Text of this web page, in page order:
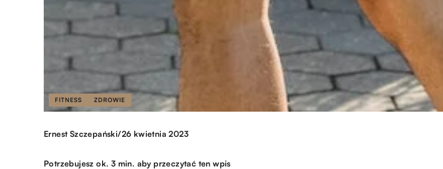
FITNESS ZDROWIE
Ernest Szczepański/26 kwietnia 2023
Potrzebujesz ok. 3 min. aby przeczytać ten wpis